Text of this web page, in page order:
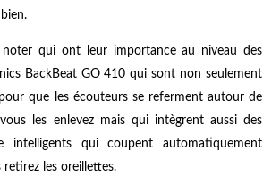
noter qui ont leur importance au niveau des
BackBeat GO 410 qui sont non seulement
que les écouteurs se referment autour de
les enlevez mais qui intègrent aussi des
intelligents qui coupent automatiquement
retirez les oreillettes.